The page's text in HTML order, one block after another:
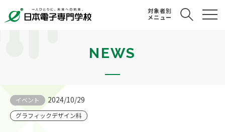
対象者別
メニュー
NEWS
イベント 2024/10/29
グラフィックデザイン科